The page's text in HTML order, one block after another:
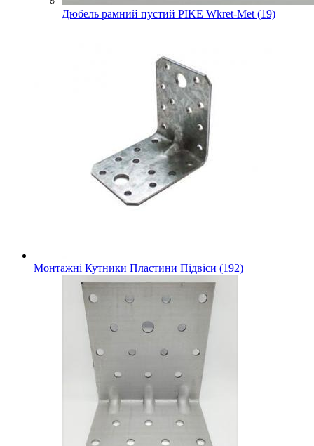
Дюбель рамний пустий PIKE Wkret-Met (19)
Монтажні Кутники Пластини Підвіси (192)